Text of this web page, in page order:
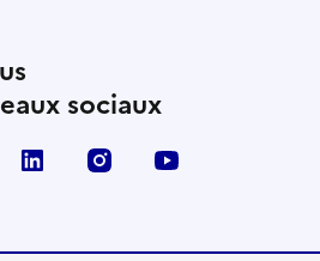
sociaux
TikTok LinkedIn Instagram